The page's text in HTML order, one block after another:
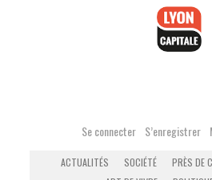
Se connecter S’enregistrer
ACTUALITÉS SOCIÉTÉ PRÈS DE